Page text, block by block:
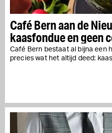
Café Bern aan de
kaasfondue en geen
Café Bern bestaat al bijna een
precies wat het altijd deed: